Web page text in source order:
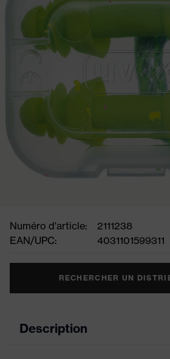
Numéro d'article:
2111238
EAN/UPC:
4031101599311
RECHERCHER UN
Description